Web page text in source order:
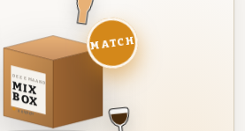
DEZE MAAND
MIX
BOX
8 BIEREN
MATCH